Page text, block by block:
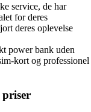
service, de har
for deres
deres oplevelse
power bank uden
kort og professionel